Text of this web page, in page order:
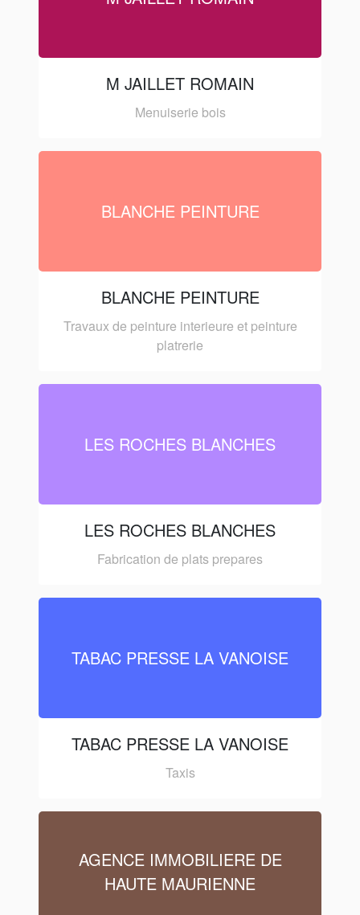
M JAILLET ROMAIN
Menuiserie bois
BLANCHE PEINTURE
BLANCHE PEINTURE
Travaux de peinture interieure et peinture
platrerie
LES ROCHES BLANCHES
LES ROCHES BLANCHES
Fabrication de plats prepares
TABAC PRESSE LA VANOISE
TABAC PRESSE LA VANOISE
Taxis
AGENCE IMMOBILIERE DE
HAUTE MAURIENNE